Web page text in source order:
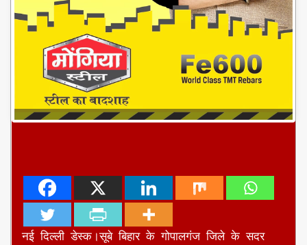
नई दिल्ली डेस्क।सूबे बिहार के गोपालगंज जिले के सदर